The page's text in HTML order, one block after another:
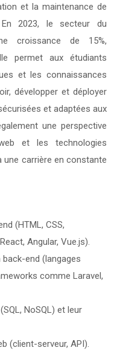
et la maintenance de
2023, le secteur du
croissance de 15%,
permet aux étudiants
et les connaissances
développer et déployer
et adaptées aux
une perspective
et les technologies
une carrière en constante
(HTML, CSS,
Angular, Vue.js).
end (langages
comme Laravel,
NoSQL) et leur
(client-serveur, API).